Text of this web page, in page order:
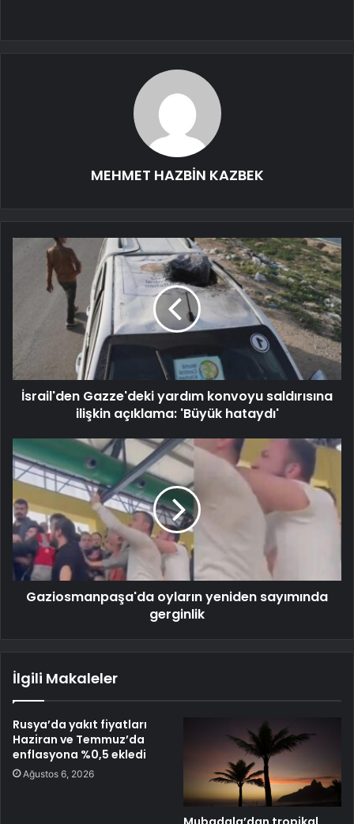
MEHMET HAZBİN KAZBEK
İsrail'den Gazze'deki yardım konvoyu saldırısına
ilişkin açıklama: 'Büyük hataydı'
Gaziosmanpaşa'da oyların yeniden sayımında
gerginlik
İlgili Makaleler
Rusya’da yakıt fiyatları
Haziran ve Temmuz’da
enflasyona %0,5 ekledi
Ağustos 6, 2026